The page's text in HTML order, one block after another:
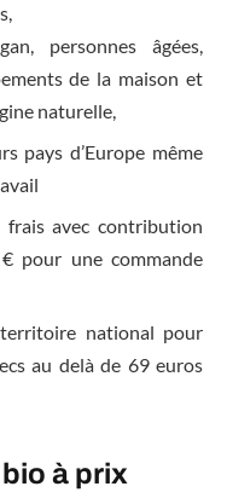
personnes âgées,
de la maison et
naturelle,
pays d’Europe même
frais avec contribution
pour une commande
national pour
au delà de 69 euros
à prix